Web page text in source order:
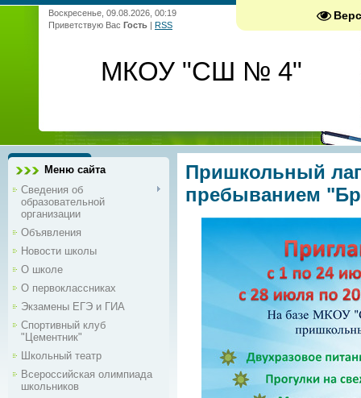
Воскресенье, 09.08.2026, 00:19
Приветствую Вас Гость | RSS
МКОУ "СШ № 4"
Меню сайта
Сведения об
образовательной
организации
Объявления
Новости школы
О школе
О первоклассниках
Экзамены ЕГЭ и ГИА
Спортивный клуб
"Цементник"
Школьный театр
Всероссийская олимпиада
школьников
Пришкольный
пребыванием